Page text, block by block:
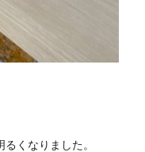
くなりました。